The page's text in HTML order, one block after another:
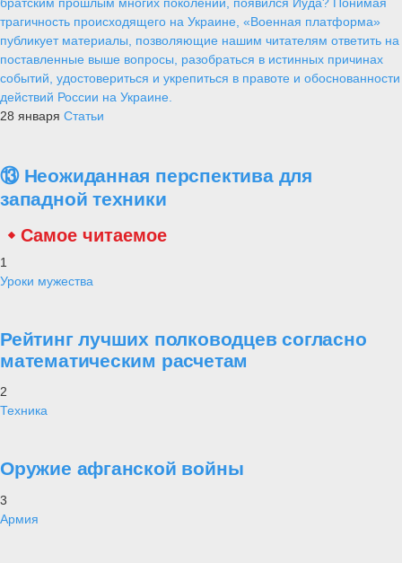
братским прошлым многих поколений, появился Иуда? Понимая
трагичность происходящего на Украине, «Военная платформа»
публикует материалы, позволяющие нашим читателям ответить на
поставленные выше вопросы, разобраться в истинных причинах
событий, удостовериться и укрепиться в правоте и обоснованности
действий России на Украине.
28 января Статьи
⑬ Неожиданная перспектива для
западной техники
Самое читаемое
1
Уроки мужества
Рейтинг лучших полководцев согласно
математическим расчетам
2
Техника
Оружие афганской войны
3
Армия